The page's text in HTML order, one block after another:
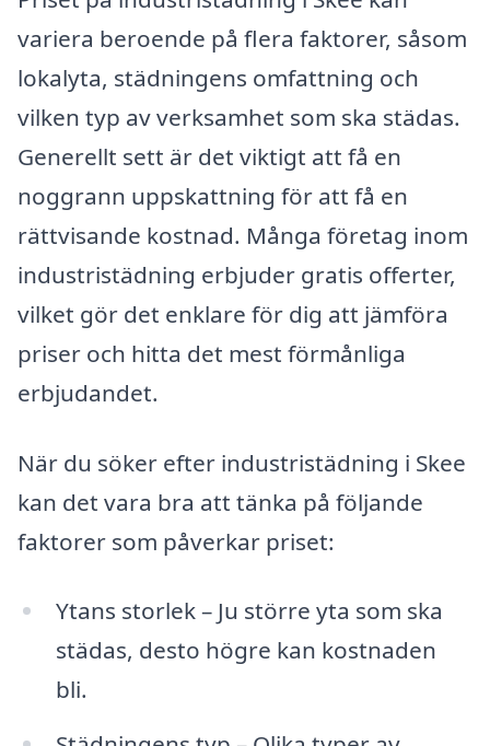
variera beroende på flera faktorer, såsom
lokalyta, städningens omfattning och
vilken typ av verksamhet som ska städas.
Generellt sett är det viktigt att få en
noggrann uppskattning för att få en
rättvisande kostnad. Många företag inom
industristädning erbjuder gratis offerter,
vilket gör det enklare för dig att jämföra
priser och hitta det mest förmånliga
erbjudandet.
När du söker efter industristädning i Skee
kan det vara bra att tänka på följande
faktorer som påverkar priset:
Ytans storlek – Ju större yta som ska
städas, desto högre kan kostnaden
bli.